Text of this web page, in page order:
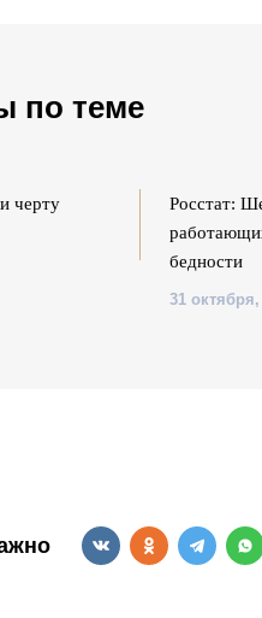
по теме
черту
Росстат:
бедности
31 октября,